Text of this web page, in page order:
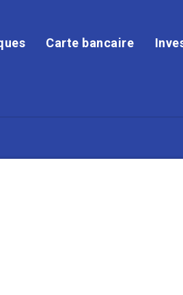
Carte bancaire